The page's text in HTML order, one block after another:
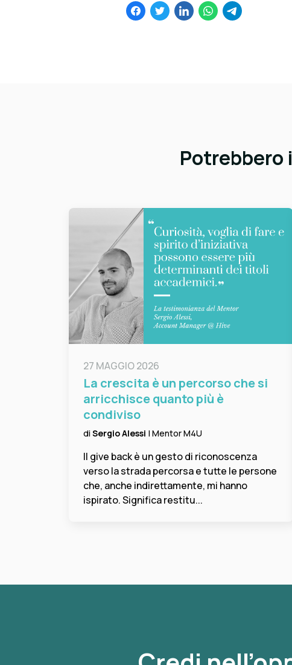
27 MAGGIO 2026
La crescita è un percorso che si
arricchisce quanto più è
condiviso
di Sergio Alessi | Mentor M4U
Il give back è un gesto di riconoscenza
verso la strada percorsa e tutte le persone
che, anche indirettamente, mi hanno
ispirato. Significa restitu...